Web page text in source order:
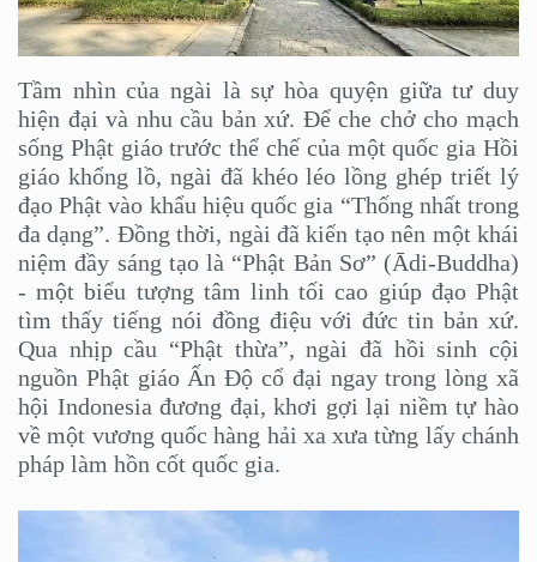
Tầm nhìn của ngài là sự hòa quyện giữa tư duy
hiện đại và nhu cầu bản xứ. Để che chở cho mạch
sống Phật giáo trước thể chế của một quốc gia Hồi
giáo khổng lồ, ngài đã khéo léo lồng ghép triết lý
đạo Phật vào khẩu hiệu quốc gia “Thống nhất trong
đa dạng”. Đồng thời, ngài đã kiến tạo nên một khái
niệm đầy sáng tạo là “Phật Bản Sơ” (Ādi-Buddha)
- một biểu tượng tâm linh tối cao giúp đạo Phật
tìm thấy tiếng nói đồng điệu với đức tin bản xứ.
Qua nhịp cầu “Phật thừa”, ngài đã hồi sinh cội
nguồn Phật giáo Ấn Độ cổ đại ngay trong lòng xã
hội Indonesia đương đại, khơi gợi lại niềm tự hào
về một vương quốc hàng hải xa xưa từng lấy chánh
pháp làm hồn cốt quốc gia.